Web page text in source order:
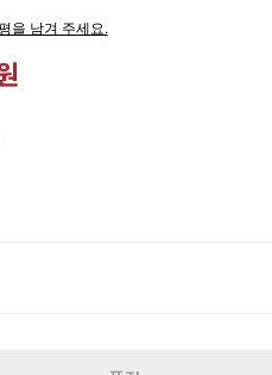
을 남겨 주세요.